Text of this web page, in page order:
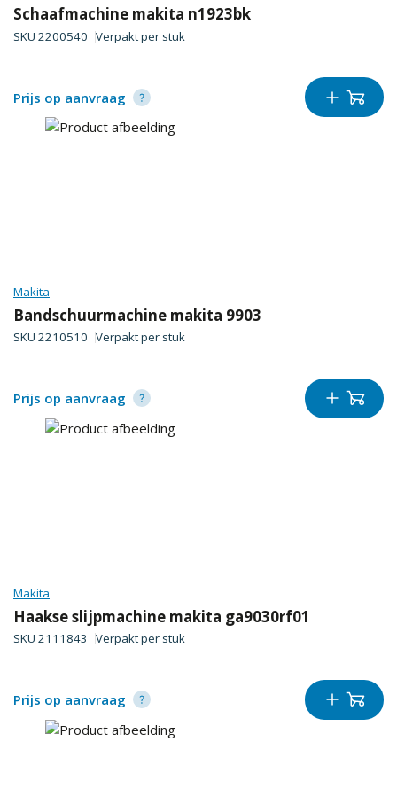
Schaafmachine makita n1923bk
SKU 2200540 Verpakt per stuk
Prijs op aanvraag
Makita
Bandschuurmachine makita 9903
SKU 2210510 Verpakt per stuk
Prijs op aanvraag
Makita
Haakse slijpmachine makita ga9030rf01
SKU 2111843 Verpakt per stuk
Prijs op aanvraag